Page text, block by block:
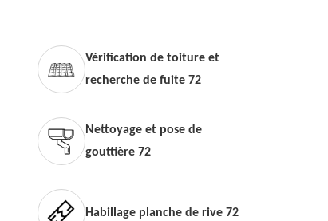
Vérification de toiture et
recherche de fuite 72
Nettoyage et pose de
gouttière 72
Habillage planche de rive 72